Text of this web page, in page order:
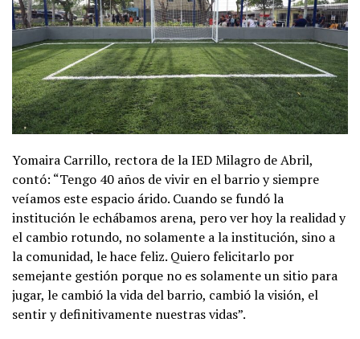
Yomaira Carrillo, rectora de la IED Milagro de Abril,
contó: “Tengo 40 años de vivir en el barrio y siempre
veíamos este espacio árido. Cuando se fundó la
institución le echábamos arena, pero ver hoy la realidad y
el cambio rotundo, no solamente a la institución, sino a
la comunidad, le hace feliz. Quiero felicitarlo por
semejante gestión porque no es solamente un sitio para
jugar, le cambió la vida del barrio, cambió la visión, el
sentir y definitivamente nuestras vidas”.